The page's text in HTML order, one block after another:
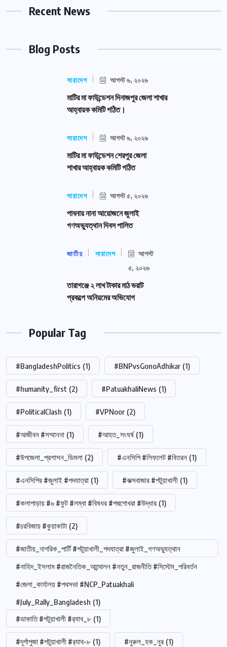
Recent News
Blog Posts
সারাদেশ আগস্ট ৬, ২০২৬
মাটির মা ফাউন্ডেশন দিনাজপুর জেলা শাখার
আহ্বায়ক কমিটি গঠিত।
সারাদেশ আগস্ট ৬, ২০২৬
মাটির মা ফাউন্ডেশন শেরপুর জেলা
শাখার আহ্বায়ক কমিটি গঠিত
সারাদেশ আগস্ট ৫, ২০২৬
পাবনায় নানা আয়োজনে জুলাই
গণঅভ্যুত্থান দিবস পালিত
জাতীয় সারাদেশ
আগস্ট
৫, ২০২৬
তারাগঞ্জে ২ লাখ টাকার মাঠ ভরাট
প্রকল্পে অনিয়মের অভিযোগ
Popular Tag
#BangladeshPolitics (1) #BNPvsGonoAdhikar (1)
#humanity_first (2) #PatuakhaliNews (1)
#PoliticalClash (1) #VPNoor (2)
#আজীবন #সম্মাননা (1) #আহত_সংঘর্ষ (1)
#উপজেলা_প্রশাসন_ডিমলা (2) #এনসিপি #লিফলেট #বিতরন (1)
#এনসিপির #জুলাই #পদযাত্রা (1) #কক্সবাজার #পটুয়াখালী (1)
#কলাপাড়ায় #৬ #ফুট #লম্বা #বিষধর #পদ্মগোখরা #উদ্ধার (1)
#চরবিজায় #কুয়াকাটা (2)
#জাতীয়_নাগরিক_পার্টি #পটুয়াখালী_পদযাত্রা #জুলাই_গণঅভ্যুত্থান
#নাহিদ_ইসলাম #রাজনৈতিক_আন্দোলন #নতুন_রাজনীতি #সিস্টেম_পরিবর্তন
#জেলা_কার্যালয় #পথসভা #NCP_Patuakhali
#July_Rally_Bangladesh (1)
#ডাকাতি #পটুয়াখালী #র‍্যাব_৮ (1)
#দূর্গাপুজা #পটুয়াখালী #র‍্যাব-৮ (1) #নুরুল_হক_নুর (1)